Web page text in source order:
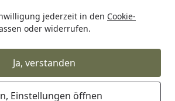
jederzeit in den Cookie-
oder widerrufen.
Ja, verstanden
Einstellungen öffnen
Motorradzubehör & Werkzeuge
Stealth-Kettenrad 530